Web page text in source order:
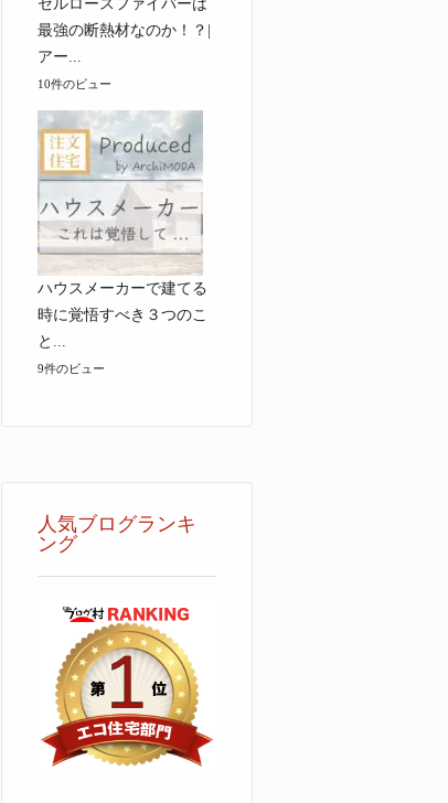
セルロースファイバーは
最強の断熱材なのか！？|
アー...
10件のビュー
ハウスメーカーで建てる
時に覚悟すべき３つのこ
と...
9件のビュー
人気ブログランキ
ング